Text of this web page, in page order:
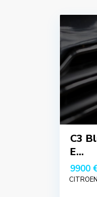
C3
E...
9900
CITROEN